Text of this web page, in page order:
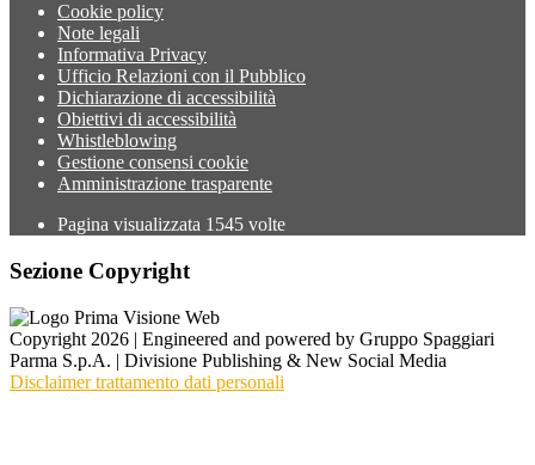
Cookie policy
Note legali
Informativa Privacy
Ufficio Relazioni con il Pubblico
Dichiarazione di accessibilità
Obiettivi di accessibilità
Whistleblowing
Gestione consensi cookie
Amministrazione trasparente
Pagina visualizzata 1545 volte
Sezione Copyright
Copyright 2026 | Engineered and powered by Gruppo Spaggiari
Parma S.p.A. | Divisione Publishing & New Social Media
Disclaimer trattamento dati personali